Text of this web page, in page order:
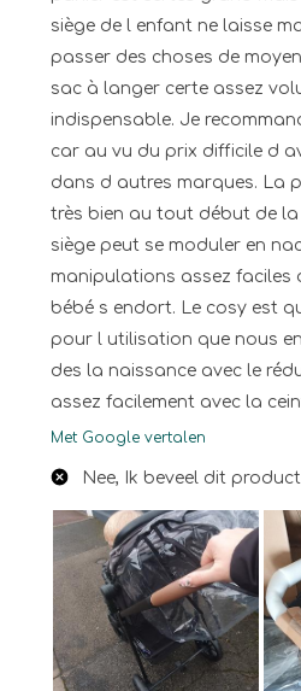
siège de l enfant ne laisse
passer des choses de
sac à langer certe assez
indispensable. Je
car au vu du prix difficile d
dans d autres marques. La
très bien au tout début de
siège peut se moduler en
manipulations assez faciles
bébé s endort. Le cosy est
pour l utilisation que nous
des la naissance avec le
assez facilement avec la
Met Google vertalen
Nee, Ik beveel dit